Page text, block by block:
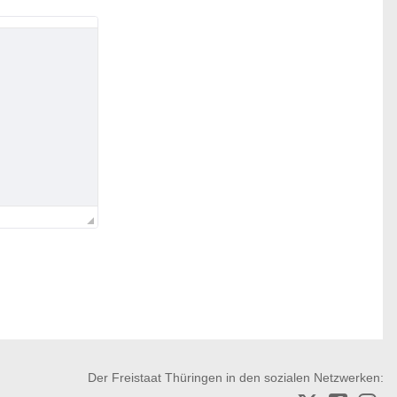
Der Freistaat Thüringen in den sozialen Netzwerken: